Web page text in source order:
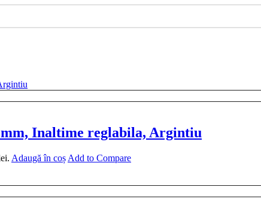
Inaltime reglabila, Argintiu
Adaugă în coș Add to Compare